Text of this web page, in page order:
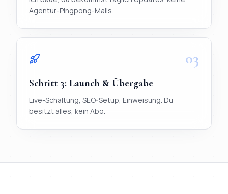
Agentur-Pingpong-Mails.
03
Schritt 3: Launch & Übergabe
Live-Schaltung, SEO-Setup, Einweisung. Du
besitzt alles, kein Abo.